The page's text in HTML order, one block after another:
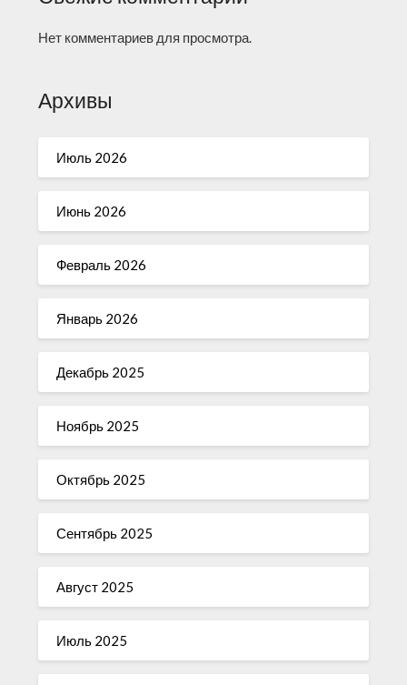
Нет комментариев для просмотра.
Архивы
Июль 2026
Июнь 2026
Февраль 2026
Январь 2026
Декабрь 2025
Ноябрь 2025
Октябрь 2025
Сентябрь 2025
Август 2025
Июль 2025